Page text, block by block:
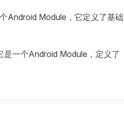
Android Module，它定义了基
是一个Android Module，定义了